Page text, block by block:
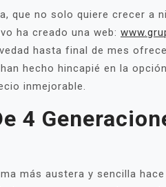
que no solo quiere crecer a
ha creado una web:
hasta final de mes
hecho hincapié en la
inmejorable.
4
más austera y sencilla